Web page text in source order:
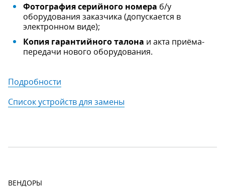
Фотография серийного номера б/у
оборудования заказчика (допускается в
электронном виде);
Копия гарантийного талона и акта приёма-
передачи нового оборудования.
Подробности
Список устройств для замены
ВЕНДОРЫ